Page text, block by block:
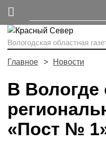
Вологодская областная
Главное Новости
В Вологде
«Пост №